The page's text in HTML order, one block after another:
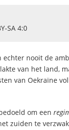
SA 4:0
nooit de
van het land,
van Oekraïne
om een
zuiden te